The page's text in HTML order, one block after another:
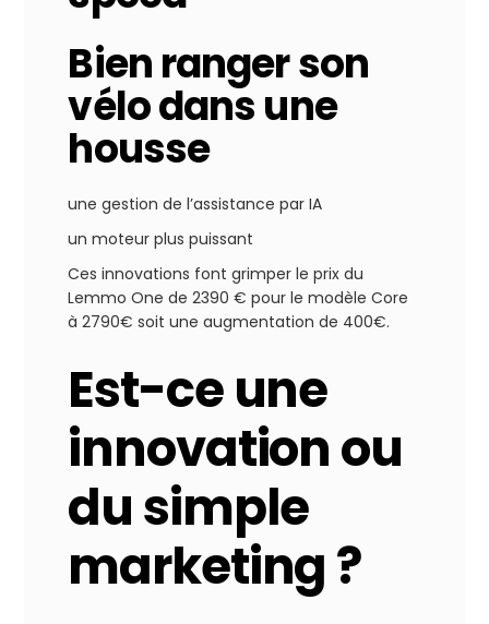
Bien ranger son
vélo dans une
housse
une gestion de l’assistance par IA
un moteur plus puissant
Ces innovations font grimper le prix du
Lemmo One de 2390 € pour le modèle Core
à 2790€ soit une augmentation de 400€.
Est-ce une
innovation ou
du simple
marketing ?